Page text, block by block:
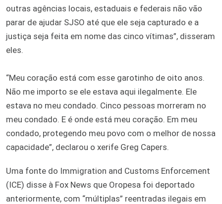
outras agências locais, estaduais e federais não vão
parar de ajudar SJSO até que ele seja capturado e a
justiça seja feita em nome das cinco vítimas”, disseram
eles.
“Meu coração está com esse garotinho de oito anos.
Não me importo se ele estava aqui ilegalmente. Ele
estava no meu condado. Cinco pessoas morreram no
meu condado. E é onde está meu coração. Em meu
condado, protegendo meu povo com o melhor de nossa
capacidade”, declarou o xerife Greg Capers.
Uma fonte do Immigration and Customs Enforcement
(ICE) disse à Fox News que Oropesa foi deportado
anteriormente, com “múltiplas” reentradas ilegais em